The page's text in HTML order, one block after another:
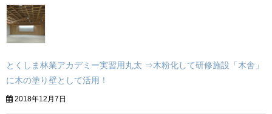
とくしま林業アカデミー実習用丸太 ⇒木粉化して研修施設「木舎」
に木の塗り壁として活用！
2018年12月7日